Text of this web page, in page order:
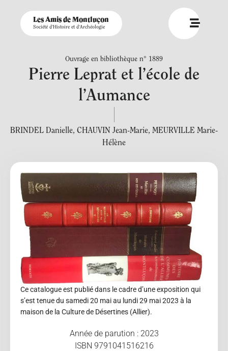
Les Amis de Montluçon
Société d'Histoire et d'Archéologie
Ouvrage en bibliothèque n° 1889
Pierre Leprat et l’école de
l’Aumance
BRINDEL Danielle, CHAUVIN Jean-Marie, MEURVILLE Marie-
Hélène
Ce catalogue est publié dans le cadre d’une exposition qui
s’est tenue du samedi 20 mai au lundi 29 mai 2023 à la
maison de la Culture de Désertines (Allier).
Année de parution : 2023
ISBN 9791041516216